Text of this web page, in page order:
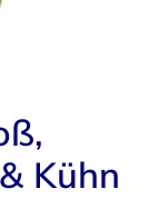
Kühn